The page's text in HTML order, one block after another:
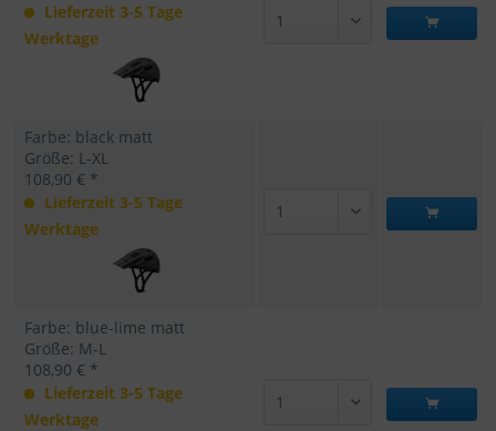
Lieferzeit 3-5 Tage
Werktage
Farbe: black matt
Größe: L-XL
108,90 € *
Lieferzeit 3-5 Tage
Werktage
Farbe: blue-lime matt
Größe: M-L
108,90 € *
Lieferzeit 3-5 Tage
Werktage